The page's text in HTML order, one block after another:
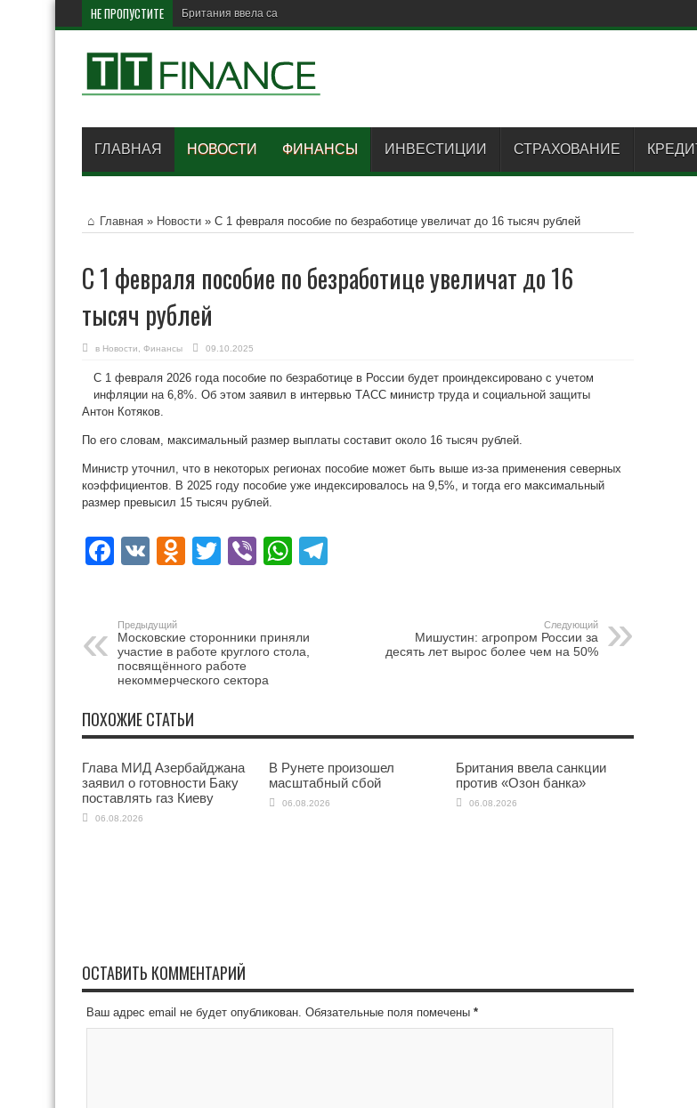
НЕ ПРОПУСТИТЕ Британия ввела санкции против
ГЛАВНАЯ НОВОСТИ ФИНАНСЫ ИНВЕСТИЦИИ СТРАХОВАНИЕ
Главная » Новости » С 1 февраля пособие по безработице увеличат до 16 тысяч рублей
С 1 февраля пособие по безработице увеличат до 16
тысяч рублей
в Новости Финансы 09.10.2025
С 1 февраля 2026 года пособие по безработице в России будет проиндексировано с учетом
инфляции на 6,8%. Об этом заявил в интервью ТАСС министр труда и социальной защиты
Антон Котяков.
По его словам, максимальный размер выплаты составит около 16 тысяч рублей.
Министр уточнил, что в некоторых регионах пособие может быть выше из-за применения северных
коэффициентов. В 2025 году пособие уже индексировалось на 9,5%, и тогда его максимальный
размер превысил 15 тысяч рублей.
Facebook
VK Odnoklassniki
Twitter
ViberWhatsApp
Предыдущий
Московские сторонники приняли
участие в работе круглого стола,
посвящённого работе
некоммерческого сектора
Следующий
Мишустин: агропром России за
десять лет вырос более чем на 50%
ПОХОЖИЕ СТАТЬИ
Глава МИД Азербайджана
заявил о готовности Баку
поставлять газ Киеву
06.08.2026
В Рунете произошел
масштабный сбой
06.08.2026
Британия ввела санкции
против «Озон банка»
06.08.2026
ОСТАВИТЬ КОММЕНТАРИЙ
Ваш адрес email не будет опубликован. Обязательные поля помечены *